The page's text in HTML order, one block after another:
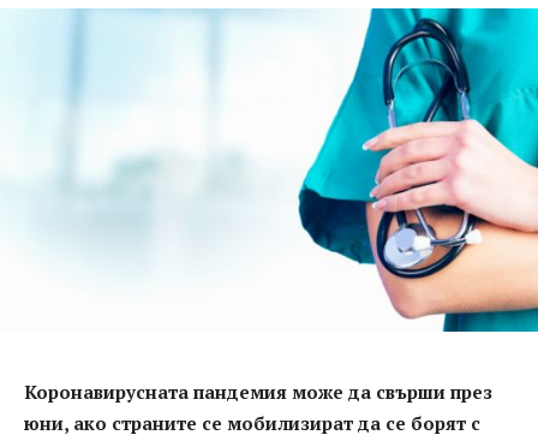
Коронавирусната пандемия може да свърши през
юни, ако страните се мобилизират да се борят с